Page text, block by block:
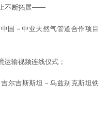
上不断拓展——
－中亚天然气管道合作项目
输视频连线仪式；
吉斯斯坦－乌兹别克斯坦铁